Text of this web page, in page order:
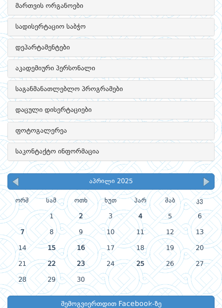
მართვის ორგანოები
სადისერტაციო საბჭო
დეპარტამენტები
აკადემიური პერსონალი
საგანმანათლებლო პროგრამები
დაცული დისერტაციები
ფოტოგალერეა
საკონტაქტო ინფორმაცია
აპრილი 2025
ორშ სამ ოთხ ხუთ პარ შაბ კვ
1 2 3 4 5 6
7 8 9 10 11 12 13
14 15 16 17 18 19 20
21 22 23 24 25 26 27
28 29 30
შემოგვიერთდით Facebook-ზე